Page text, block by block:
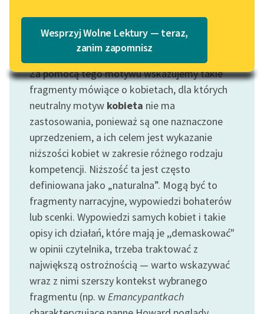
Lektury szkolne i klasyka
literatury do słuchania dla
uczennic i uczniów z
niepełnosprawnościami
E-kolekcja lektur
szkolnych i literatury do
słuchania dla uczennic i
uczniów z
niepełnosprawnościami
Feministyczne inspiracje.
Popularyzacja
skandynawskiej literatury
feministycznej
Ręce pełne poezji
Kolekcje edukacyjne
Katalog w formacie PDF
Wesprzyj Wolne Lektury — teraz,
zanim zapomnisz
Motyw: Mizoginia
Za pomocą tego motywu wskazujemy takie
fragmenty mówiące o kobietach, dla których
neutralny motyw kobieta nie ma
zastosowania, ponieważ są one naznaczone
uprzedzeniem, a ich celem jest wykazanie
niższości kobiet w zakresie różnego rodzaju
kompetencji. Niższość ta jest często
definiowana jako „naturalna”. Mogą być to
fragmenty narracyjne, wypowiedzi bohaterów
lub scenki. Wypowiedzi samych kobiet i takie
opisy ich działań, które mają je ,,demaskować"
w opinii czytelnika, trzeba traktować z
największą ostrożnością — warto wskazywać
wraz z nimi szerszy kontekst wybranego
fragmentu (np. wEmancypantkach